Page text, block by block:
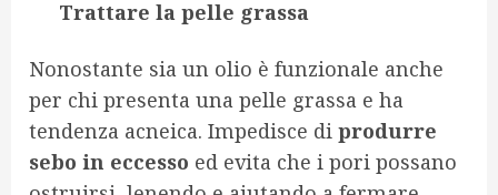
Trattare la pelle grassa
Nonostante sia un olio è funzionale anche
per chi presenta una pelle grassa e ha
tendenza acneica. Impedisce di produrre
sebo in eccesso ed evita che i pori possano